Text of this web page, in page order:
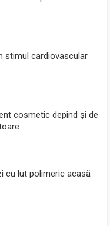
stimul cardiovascular
cosmetic depind și de
cu lut polimeric acasă